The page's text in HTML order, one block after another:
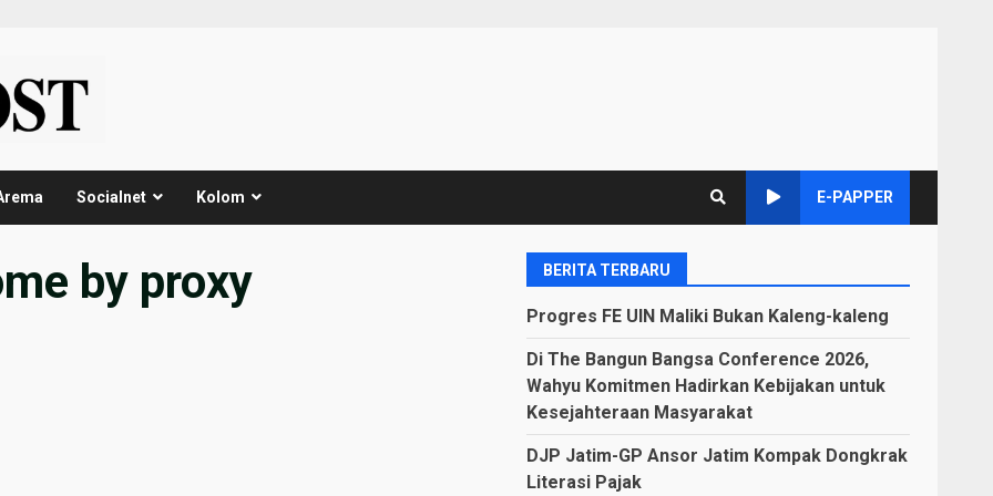
Socialnet Kolom E-PAPPER
by proxy BERITA TERBARU
Progres FE UIN Maliki Bukan Kaleng-kaleng
Di The Bangun Bangsa Conference 2026,
Wahyu Komitmen Hadirkan Kebijakan untuk
Kesejahteraan Masyarakat
DJP Jatim-GP Ansor Jatim Kompak Dongkrak
Literasi Pajak